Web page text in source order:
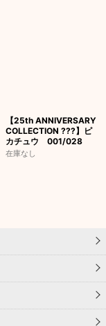
【25th ANNIVERSARY
COLLECTION ???】ピ
カチュウ 001/028
在庫なし